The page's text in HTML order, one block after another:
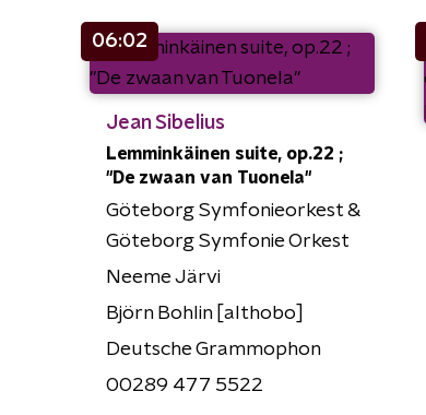
06:02
Jean Sibelius
Lemminkäinen suite, op.22 ;
"De zwaan van Tuonela"
Göteborg Symfonieorkest &
Göteborg Symfonie Orkest
Neeme Järvi
Björn Bohlin [althobo]
Deutsche Grammophon
00289 477 5522